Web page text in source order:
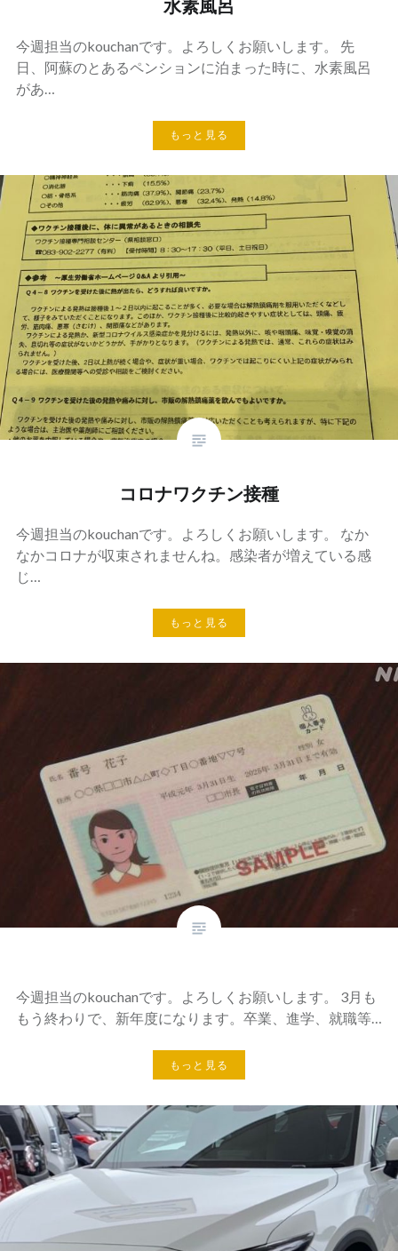
水素風呂
今週担当のkouchanです。よろしくお願いします。 先
日、阿蘇のとあるペンションに泊まった時に、水素風呂
があ…
もっと見る
コロナワクチン接種
今週担当のkouchanです。よろしくお願いします。 なか
なかコロナが収束されませんね。感染者が増えている感
じ…
もっと見る
今週担当のkouchanです。よろしくお願いします。 3月も
もう終わりで、新年度になります。卒業、進学、就職等…
もっと見る